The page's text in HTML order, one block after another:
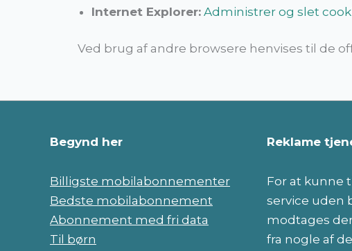
Internet Explorer: Administrer og slet
Ved brug af andre browsere henvises til de
Begynd her
Billigste mobilabonnementer
Bedste mobilabonnement
Abonnement med fri data
Til børn
Reklame
For at kunne
service uden
modtages
fra nogle af